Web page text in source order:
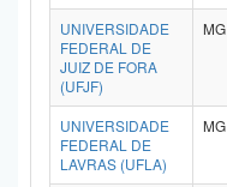
UNIVERSIDADE
FEDERAL DE
JUIZ DE FORA
(UFJF)
MG
UNIVERSIDADE
FEDERAL DE
LAVRAS (UFLA)
MG